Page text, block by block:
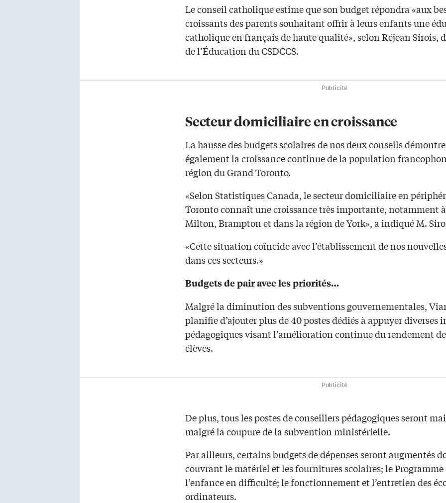
Le conseil catholique estime que son budget répondra «aux
croissants des parents souhaitant offrir à leurs enfants une
catholique en français de haute qualité», selon Réjean Sirois,
de l’Éducation du CSDCCS.
Publicité
Secteur domiciliaire en croissance
La hausse des budgets scolaires de nos deux conseils démontre
également la croissance continue de la population
région du Grand Toronto.
«Selon Statistiques Canada, le secteur domiciliaire en
Toronto connaît une croissance très importante, notamment
Milton, Brampton et dans la région de York», a indiqué M.
«Cette situation coïncide avec l’établissement de nos
dans ces secteurs.»
Budgets de pair avec les priorités…
Malgré la diminution des subventions gouvernementales,
planifie d’ajouter plus de 40 postes dédiés à appuyer diverses
pédagogiques visant l’amélioration continue du rendement de
élèves.
Publicité
De plus, tous les postes de conseillers pédagogiques seront
malgré la coupure de la subvention ministérielle.
Par ailleurs, certains budgets de dépenses seront augmentés
couvrant le matériel et les fournitures scolaires; le Programme
l’enfance en difficulté; le fonctionnement et l’entretien des
ordinateurs.